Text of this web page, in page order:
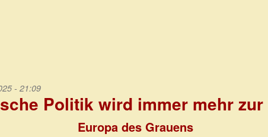
- 21:09
Politik wird immer mehr
Europa des Grauens